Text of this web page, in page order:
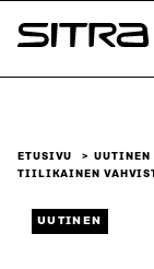
Siirry
suoraan
Sitra
ETUSIVU UUTINEN
TIILIKAINEN
UUTINEN